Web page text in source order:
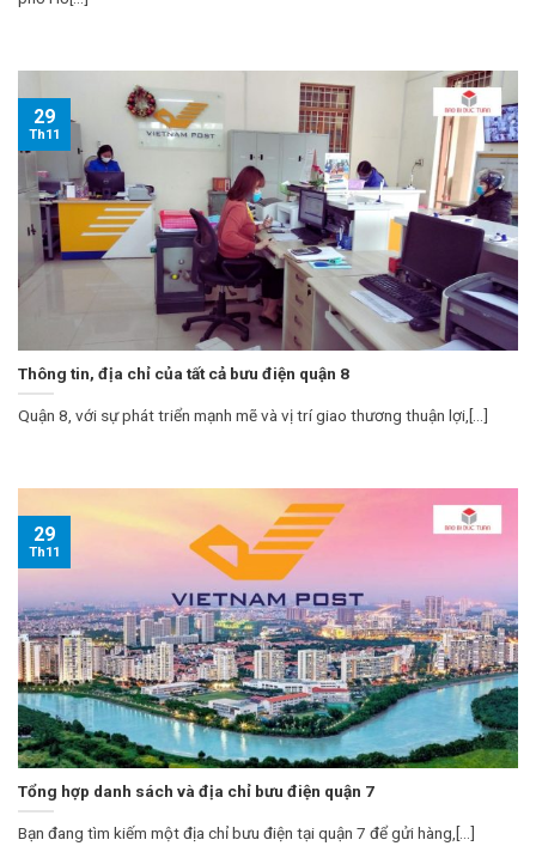
Thông tin, địa chỉ của tất cả bưu điện quận 8
Quận 8, với sự phát triển mạnh mẽ và vị trí giao thương thuận lợi,[...]
29
Th11
Tổng hợp danh sách và địa chỉ bưu điện quận 7
Bạn đang tìm kiếm một địa chỉ bưu điện tại quận 7 để gửi hàng,[...]
29
Th11